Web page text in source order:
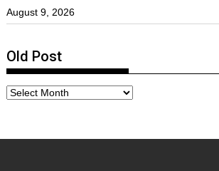
August 9, 2026
Old Post